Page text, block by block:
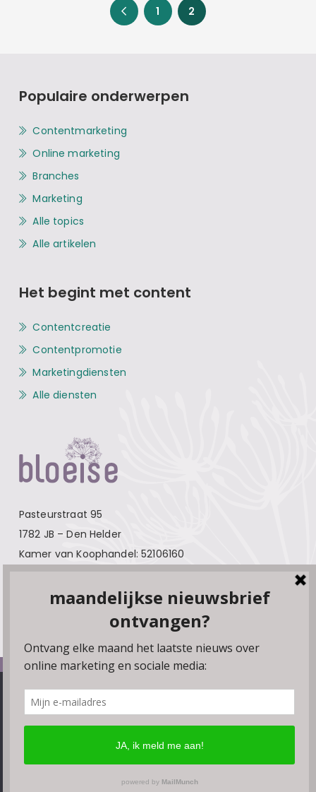
1 2
Pasteurstraat 95
1782 JB – Den Helder
Kamer van Koophandel: 52106160
Over Bloeise Adverteren
Populaire onderwerpen
Contentmarketing
Online marketing
Branches
Marketing
Alle topics
Alle artikelen
Het begint met content
Contentcreatie
Contentpromotie
Marketingdiensten
Alle diensten
Privacyverklaring
Disclaimer
We gebruiken cookies, plugins en pixels om ervoor te zorgen
dat onze website soepel draait. Als je doorgaat met het
gebruiken van de website, gaan we er vanuit dat je hiermee
cookies te accepteren.